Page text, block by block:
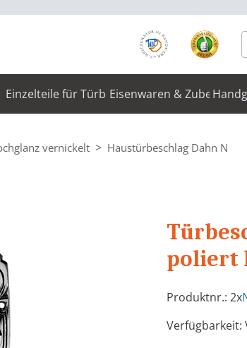
Einzelteile für TürbeschlägeEisenwaren & Zubehör
vernickelt Haustürbeschlag Dahn N
poliert
Produktnr.: 2x
Verfügbarkeit: